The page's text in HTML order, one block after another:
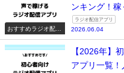
おすすめラジオ配信
ンキング！稼
ラジオ配信アプリ
2026.06.04
【2026年】
アプリ一覧！